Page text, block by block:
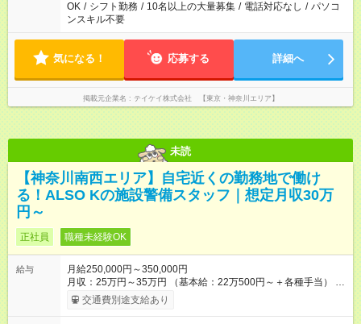
OK / シフト勤務 / 10名以上の大量募集 / 電話対応なし / パソコ
ンスキル不要
気になる！ 応募する 詳細へ
掲載元企業名 テイケイ株式会社 【東京・神奈川エリア】
未読
【神奈川南西エリア】⾃宅近くの勤務地で働け
る！ALSO Kの施設警備スタッフ｜想定⽉収30万
円～
正社員 職種未経験OK
給与
月給250,000円～350,000円
月収：25万円～35万円 （基本給：22万500円～＋各種手当） 入
社1年目は… 想定年収：360万円～400万円（月収×12か月＋賞
与） 想定月収26万円～ ※当社規定により決定します ・残業代は
交通費別途支給あり